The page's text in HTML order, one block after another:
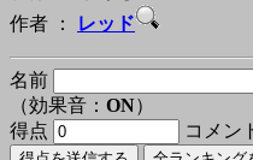
作者 ：
レッド
名前
（効果音： ON）
得点
コメン